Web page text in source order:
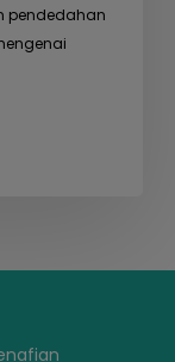
pendedahan